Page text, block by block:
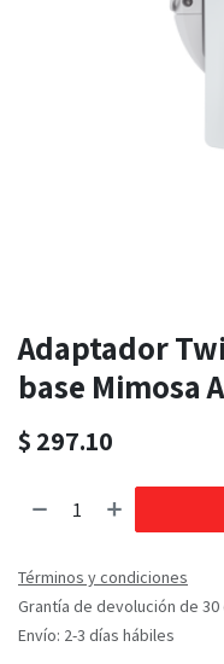
Adaptador
base Mimosa
$ 297.10
Términos y condiciones
Grantía de devolución de 30
Envío: 2-3 días hábiles